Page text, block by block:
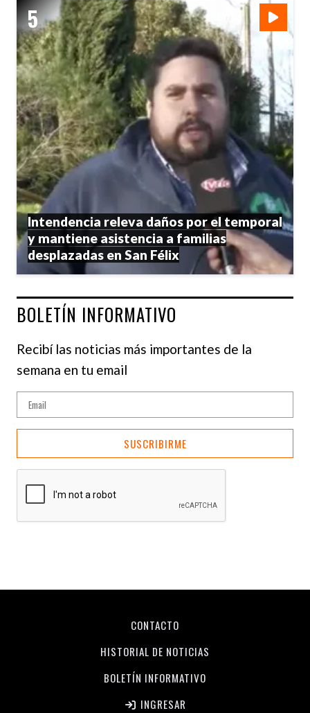
Intendencia releva daños por el temporal
y mantiene asistencia a familias
desplazadas en San Félix
BOLETÍN INFORMATIVO
Recibí las noticias más importantes de la
semana en tu email
SUSCRIBIRME
CONTACTO
HISTORIAL DE NOTICIAS
BOLETÍN INFORMATIVO
INGRESAR